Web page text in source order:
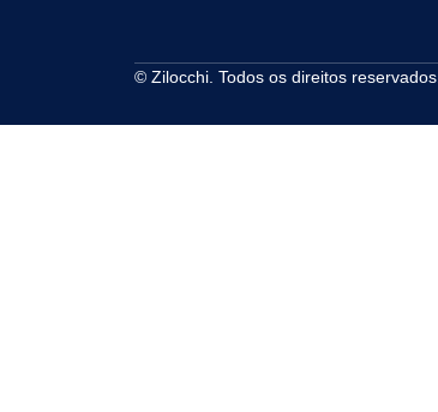
© Zilocchi. Todos os direitos reservados.